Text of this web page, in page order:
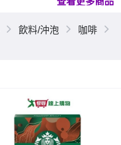
飲料/沖泡
咖啡